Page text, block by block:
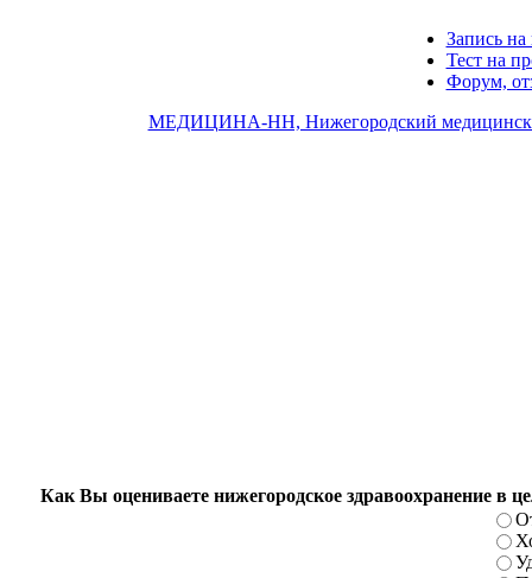
Запись на
Тест на
Форум,
МЕДИЦИНА-НН, Нижегородский
Как Вы оцениваете нижегородское здравоохранение в